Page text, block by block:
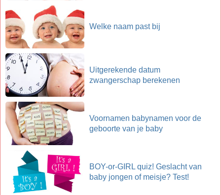
Welke naam past bij
Uitgerekende datum
zwangerschap berekenen
Voornamen babynamen voor de
geboorte van je baby
BOY-or-GIRL quiz! Geslacht van
baby jongen of meisje? Test!